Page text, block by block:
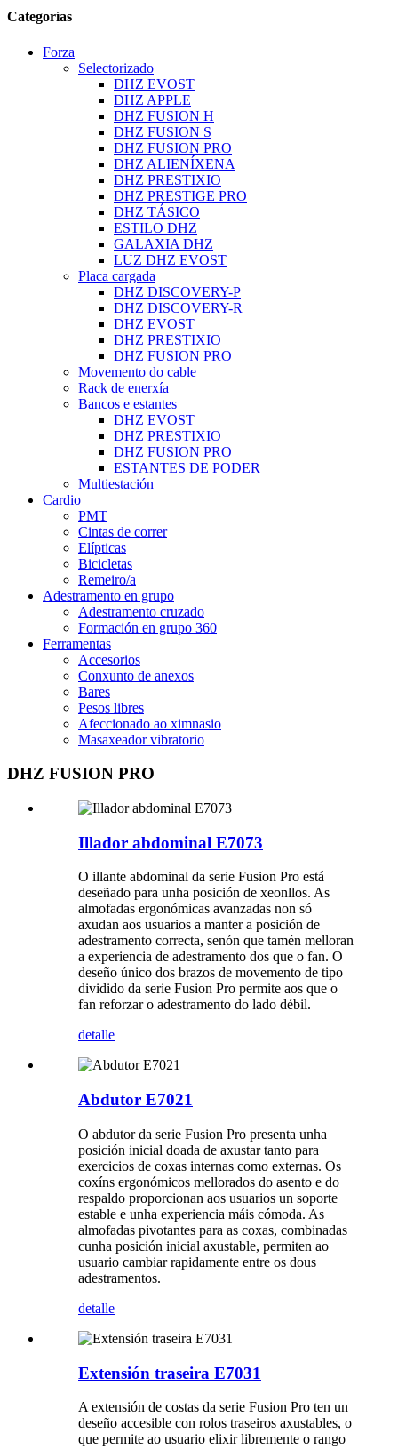
Categorías
Forza
Selectorizado
DHZ EVOST
DHZ APPLE
DHZ FUSION H
DHZ FUSION S
DHZ FUSION PRO
DHZ ALIENÍXENA
DHZ PRESTIXIO
DHZ PRESTIGE PRO
DHZ TÁSICO
ESTILO DHZ
GALAXIA DHZ
LUZ DHZ EVOST
Placa cargada
DHZ DISCOVERY-P
DHZ DISCOVERY-R
DHZ EVOST
DHZ PRESTIXIO
DHZ FUSION PRO
Movemento do cable
Rack de enerxía
Bancos e estantes
DHZ EVOST
DHZ PRESTIXIO
DHZ FUSION PRO
ESTANTES DE PODER
Multiestación
Cardio
PMT
Cintas de correr
Elípticas
Bicicletas
Remeiro/a
Adestramento en grupo
Adestramento cruzado
Formación en grupo 360
Ferramentas
Accesorios
Conxunto de anexos
Bares
Pesos libres
Afeccionado ao ximnasio
Masaxeador vibratorio
DHZ FUSION PRO
Illador abdominal E7073
O illante abdominal da serie Fusion Pro está
deseñado para unha posición de xeonllos. As
almofadas ergonómicas avanzadas non só
axudan aos usuarios a manter a posición de
adestramento correcta, senón que tamén melloran
a experiencia de adestramento dos que o fan. O
deseño único dos brazos de movemento de tipo
dividido da serie Fusion Pro permite aos que o
fan reforzar o adestramento do lado débil.
detalle
Abdutor E7021
O abdutor da serie Fusion Pro presenta unha
posición inicial doada de axustar tanto para
exercicios de coxas internas como externas. Os
coxíns ergonómicos mellorados do asento e do
respaldo proporcionan aos usuarios un soporte
estable e unha experiencia máis cómoda. As
almofadas pivotantes para as coxas, combinadas
cunha posición inicial axustable, permiten ao
usuario cambiar rapidamente entre os dous
adestramentos.
detalle
Extensión traseira E7031
A extensión de costas da serie Fusion Pro ten un
deseño accesible con rolos traseiros axustables, o
que permite ao usuario elixir libremente o rango